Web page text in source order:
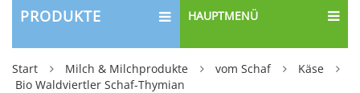
PRODUKTE HAUPTMENÜ
Start Milch & Milchprodukte vom Schaf
Käse
Bio Waldviertler Schaf-Thymian